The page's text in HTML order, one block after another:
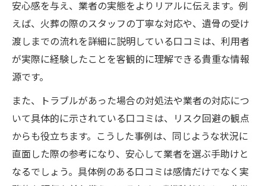
安心感を与え、業者の実態をよりリアルに伝えます。例
えば、火葬の際のスタッフの丁寧な対応や、遺骨の受け
渡しまでの流れを詳細に説明している口コミは、利用者
が実際に経験したことを客観的に理解できる貴重な情報
源です。
また、トラブルがあった場合の対処法や業者の対応につ
いて具体的に示されている口コミは、リスク回避の観点
からも役立ちます。こうした事例は、同じような状況に
直面した際の参考になり、安心して業者を選ぶ手助けと
なるでしょう。具体例のある口コミは感情だけでなく実